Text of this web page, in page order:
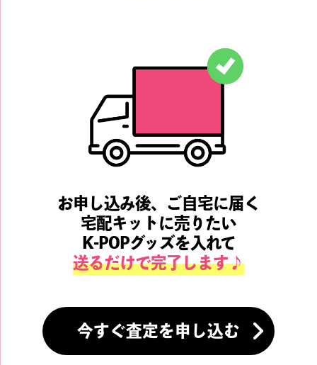
お申し込み後、ご自宅に届く
宅配キットに売りたい
K-POPグッズを入れて
送るだけで完了します♪
今すぐ査定を申し込む